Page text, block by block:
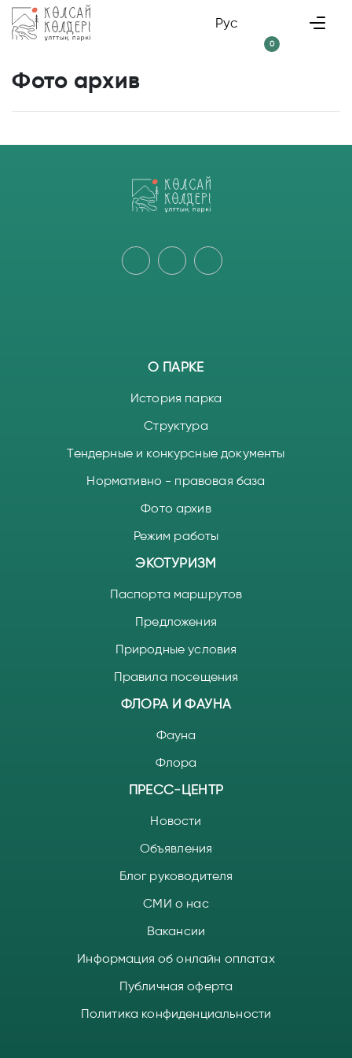
Рус
0
Фото архив
О ПАРКЕ
История парка
Структура
Тендерные и конкурсные документы
Нормативно - правовая база
Фото архив
Режим работы
ЭКОТУРИЗМ
Паспорта маршрутов
Предложения
Природные условия
Правила посещения
ФЛОРА И ФАУНА
Фауна
Флора
ПРЕСС-ЦЕНТР
Новости
Объявления
Блог руководителя
СМИ о нас
Вакансии
Информация об онлайн оплатах
Публичная оферта
Политика конфиденциальности